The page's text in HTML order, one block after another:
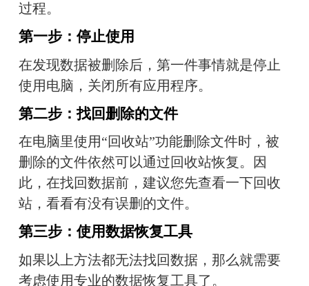
过程。
第一步：停止使用
在发现数据被删除后，第一件事情就是停止
使用电脑，关闭所有应用程序。
第二步：找回删除的文件
在电脑里使用“回收站”功能删除文件时，被
删除的文件依然可以通过回收站恢复。因
此，在找回数据前，建议您先查看一下回收
站，看看有没有误删的文件。
第三步：使用数据恢复工具
如果以上方法都无法找回数据，那么就需要
考虑使用专业的数据恢复工具了。